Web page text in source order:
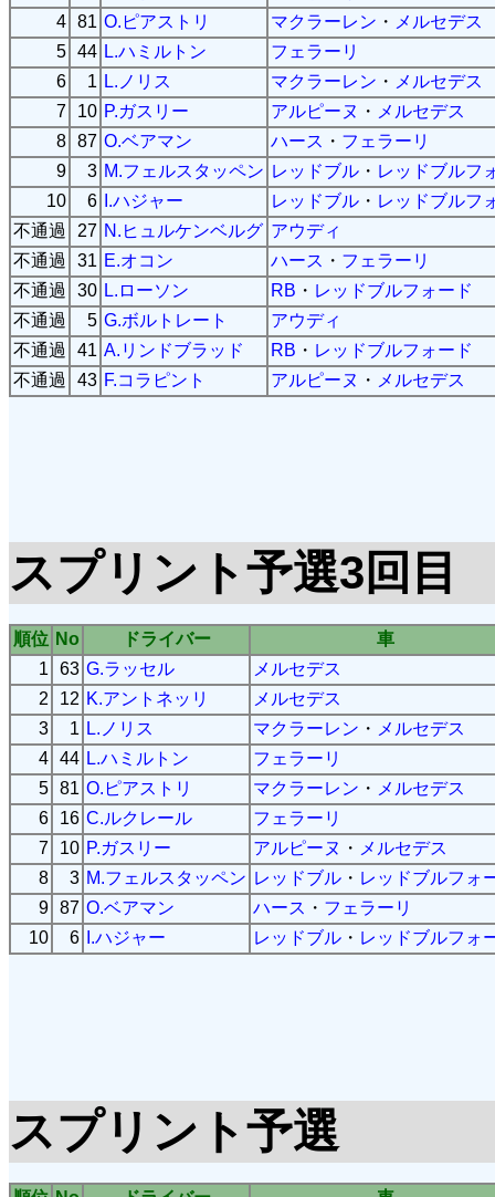
4 81 O.ピアストリ マクラーレン ・ メルセデス
5 44 L.ハミルトン
フェラーリ
6
1 L.ノリス マクラーレン ・ メルセデス
7
10 P.ガスリー アルピーヌ ・ メルセデス
8 87 O.ベアマン ハース ・ フェラーリ
9
3 M.フェルスタッペン レッドブル ・ レッドブルフ
10
6 I.ハジャー レッドブル ・ レッドブルフ
不通過
27 N.ヒュルケンベルグ アウディ
不通過
31 E.オコン ハース ・ フェラーリ
不通過
30 L.ローソン RB ・ レッドブルフォード
不通過
5 G.ボルトレート
アウディ
不通過
41 A.リンドブラッド RB ・ レッドブルフォード
不通過
43 F.コラピント アルピーヌ ・ メルセデス
スプリント予選3回目
順位 No ドライバー
車
1
63 G.ラッセル
メルセデス
2
12 K.アントネッリ
メルセデス
3
1 L.ノリス マクラーレン ・ メルセデス
4 44 L.ハミルトン
フェラーリ
5 81 O.ピアストリ マクラーレン ・ メルセデス
6
16 C.ルクレール
フェラーリ
7
10 P.ガスリー アルピーヌ ・ メルセデス
8
3 M.フェルスタッペン レッドブル ・ レッドブルフォ
9 87 O.ベアマン ハース ・ フェラーリ
10
6 I.ハジャー レッドブル ・ レッドブルフォ
スプリント予選